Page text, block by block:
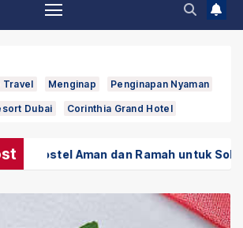
Travel Menginap Penginapan Nyaman
Dubai Corinthia Grand Hotel
untuk Solo Traveler Soto